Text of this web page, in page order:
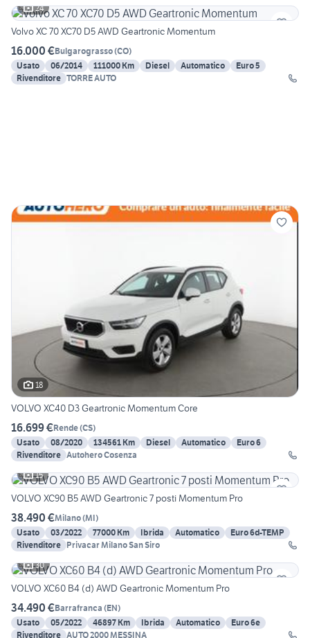
24
Volvo XC 70 XC70 D5 AWD Geartronic Momentum
16.000 €Bulgarograsso(CO)
Usato
06/2014 111000 Km Diesel Automatico
Euro 5
Rivenditore TORRE AUTO
18
VOLVO XC40 D3 Geartronic Momentum Core
16.699 €Rende(CS)
Usato
08/2020 134561 Km Diesel Automatico
Euro 6
Rivenditore Autohero Cosenza
15
VOLVO XC90 B5 AWD Geartronic 7 posti Momentum Pro
38.490 €Milano(MI)
Usato
03/2022 77000 Km Ibrida Automatico
Euro 6d-TEMP
Rivenditore Privacar Milano San Siro
30
VOLVO XC60 B4 (d) AWD Geartronic Momentum Pro
34.490 €Barrafranca (EN)
Usato
05/2022 46897 Km Ibrida Automatico
Euro 6e
Rivenditore AUTO 2000 MESSINA